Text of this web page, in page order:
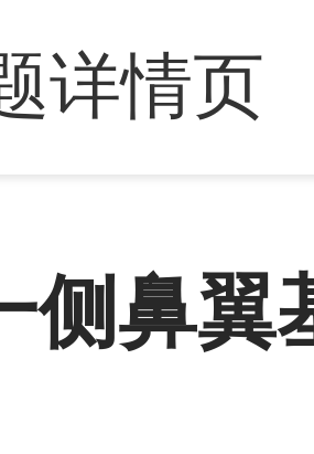
详情页
侧鼻翼